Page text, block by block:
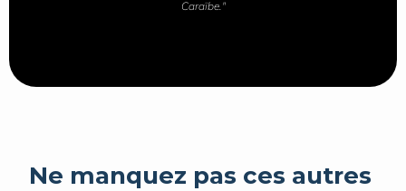
Caraïbe."
Ne manquez pas ces autres